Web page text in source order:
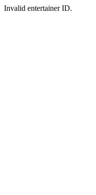
Invalid entertainer ID.